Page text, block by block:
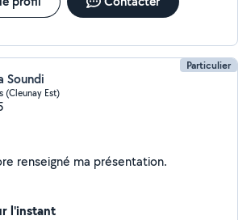
Particulier
Soundi
(Cleunay Est)
Je n'ai pas encore renseigné ma présentation.
l'instant